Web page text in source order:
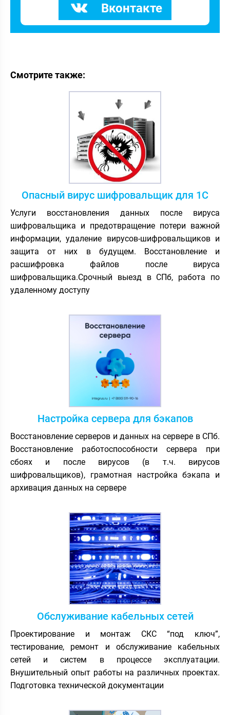
Вконтакте
Смотрите также:
Опасный вирус шифровальщик для 1С
Услуги восстановления данных после вируса
шифровальщика и предотвращение потери важной
информации, удаление вирусов-шифровальщиков и
защита от них в будущем. Восстановление и
расшифровка файлов после вируса
шифровальщика.Срочный выезд в СПб, работа по
удаленному доступу
Настройка сервера для бэкапов
Восстановление серверов и данных на сервере в СПб.
Восстановление работоспособности сервера при
сбоях и после вирусов (в т.ч. вирусов
шифровальщиков), грамотная настройка бэкапа и
архивация данных на сервере
Обслуживание кабельных сетей
Проектирование и монтаж СКС “под ключ”,
тестирование, ремонт и обслуживание кабельных
сетей и систем в процессе эксплуатации.
Внушительный опыт работы на различных проектах.
Подготовка технической документации